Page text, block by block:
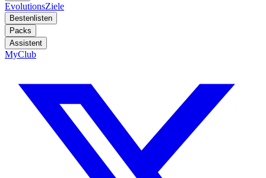
EvolutionsZiele
Bestenlisten
Packs
Assistent
MyClub